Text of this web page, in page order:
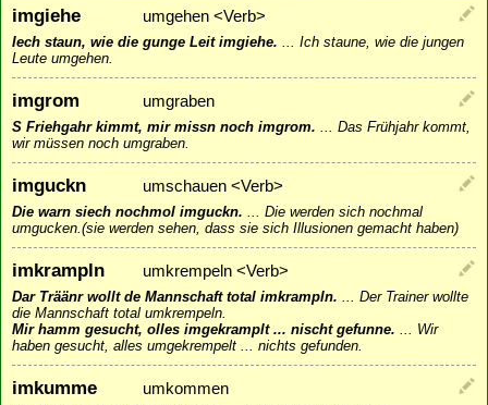
imgiehe umgehen <Verb>
Iech staun, wie die gunge Leit imgiehe. ... Ich staune, wie die jungen
Leute umgehen.
imgrom umgraben
S Friehgahr kimmt, mir missn noch imgrom. ... Das Frühjahr kommt,
wir müssen noch umgraben.
imguckn umschauen <Verb>
Die warn siech nochmol imguckn. ... Die werden sich nochmal
umgucken.(sie werden sehen, dass sie sich Illusionen gemacht haben)
imkrampln umkrempeln <Verb>
Dar Träänr wollt de Mannschaft total imkrampln. ... Der Trainer wollte
die Mannschaft total umkrempeln.
Mir hamm gesucht, olles imgekramplt ... nischt gefunne. ... Wir
haben gesucht, alles umgekrempelt ... nichts gefunden.
imkumme umkommen